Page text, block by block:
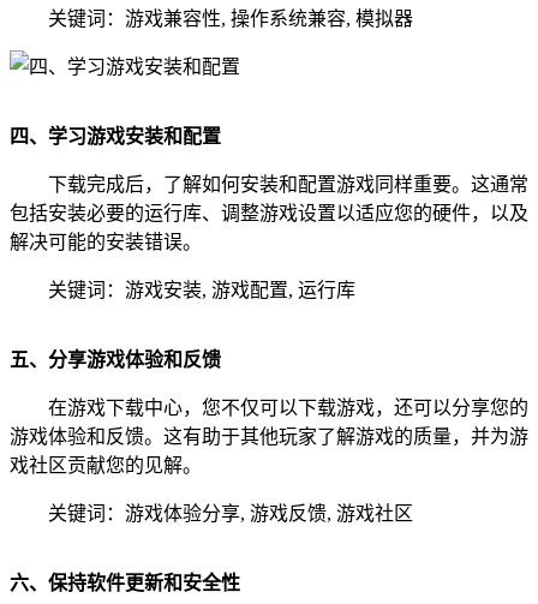
关键词：游戏兼容性, 操作系统兼容, 模拟器
四、学习游戏安装和配置
下载完成后，了解如何安装和配置游戏同样重要。这通常
包括安装必要的运行库、调整游戏设置以适应您的硬件，以及
解决可能的安装错误。
关键词：游戏安装, 游戏配置, 运行库
五、分享游戏体验和反馈
在游戏下载中心，您不仅可以下载游戏，还可以分享您的
游戏体验和反馈。这有助于其他玩家了解游戏的质量，并为游
戏社区贡献您的见解。
关键词：游戏体验分享, 游戏反馈, 游戏社区
六、保持软件更新和安全性